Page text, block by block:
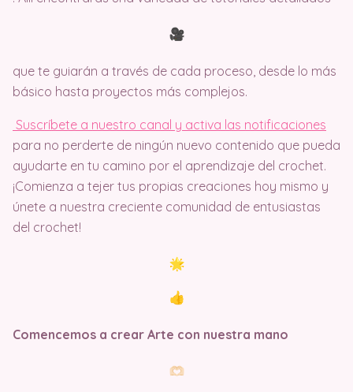
que te guiarán a través de cada proceso, desde lo más
básico hasta proyectos más complejos.
Suscríbete a nuestro canal y activa las notificaciones
para no perderte de ningún nuevo contenido que pueda
ayudarte en tu camino por el aprendizaje del crochet.
¡Comienza a tejer tus propias creaciones hoy mismo y
únete a nuestra creciente comunidad de entusiastas
del crochet!
Comencemos a crear Arte con nuestra mano